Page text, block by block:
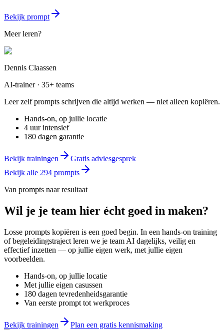
Bekijk prompt
Meer leren?
Dennis Claassen
AI-trainer · 35+ teams
Leer zelf prompts schrijven die altijd werken — niet alleen kopiëren.
Hands-on, op jullie locatie
4 uur intensief
180 dagen garantie
Bekijk trainingen
Gratis adviesgesprek
Bekijk alle 294 prompts
Van prompts naar resultaat
Wil je je team hier écht goed in maken?
Losse prompts kopiëren is een goed begin. In een hands-on training
of begeleidingstraject leren we je team AI dagelijks, veilig en
effectief inzetten — op jullie eigen werk, met jullie eigen
voorbeelden.
Hands-on, op jullie locatie
Met jullie eigen casussen
180 dagen tevredenheidsgarantie
Van eerste prompt tot werkproces
Bekijk trainingen Plan een gratis kennismaking